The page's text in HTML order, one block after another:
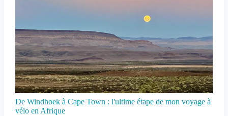
De Windhoek à Cape Town : l'ultime étape de mon voyage à
vélo en Afrique